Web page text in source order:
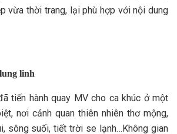
vừa thời trang, lại phù hợp với nội dung
linh
tiến hành quay MV cho ca khúc ở một
nơi cảnh quan thiên nhiên thơ mộng,
sông suối, tiết trời se lạnh…Không gian